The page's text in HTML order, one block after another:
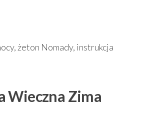
żeton Nomady, instrukcja
Wieczna Zima